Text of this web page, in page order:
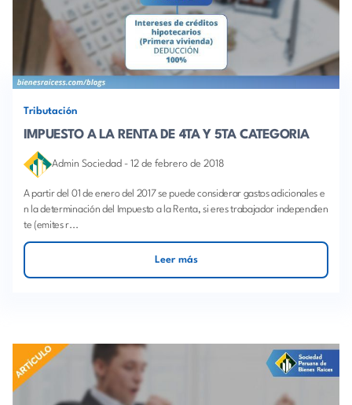
Tributación
IMPUESTO A LA RENTA DE 4TA Y 5TA CATEGORIA
Admin Sociedad - 12 de febrero de 2018
A partir del 01 de enero del 2017 se puede considerar gastos adicionales e
n la determinación del Impuesto a la Renta, si eres trabajador independien
te (emites r...
Leer más